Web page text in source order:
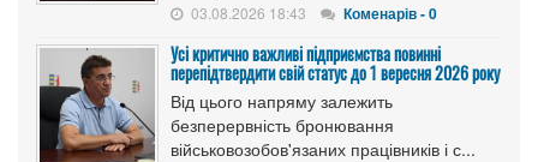
03.08.2026 18:43 Коменарів - 0
Усі критично важливі підприємства повинні
перепідтвердити свій статус до 1 вересня 2026 року
Від цього напряму залежить
безперервність бронювання
військовозобов'язаних працівників і с...